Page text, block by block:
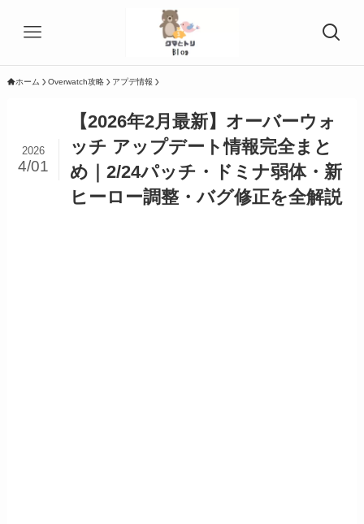
ホーム Overwatch攻略 アプデ情報
【2026年2月最新】オーバーウォ
ッチ アップデート情報完全まと
め｜2/24パッチ・ドミナ弱体・新
ヒーロー調整・バグ修正を全解説
2026
4/01